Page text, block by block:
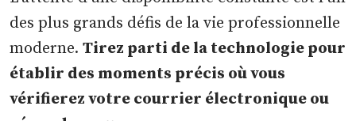
des plus grands défis de la vie professionnelle
moderne.Tirez parti de la technologie pour
établir des moments précis où vous
vérifierez votre courrier électronique ou